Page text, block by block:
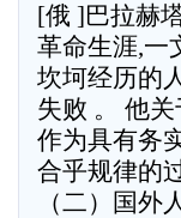
[俄 ]巴拉赫
革命生涯,一
坎坷经历的
失败 。 他
作为具有务
合乎规律的
（二）国